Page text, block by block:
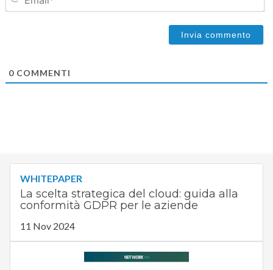
0COMMENTI
WHITEPAPER
La scelta strategica del cloud: guida alla
conformità GDPR per le aziende
11 Nov 2024